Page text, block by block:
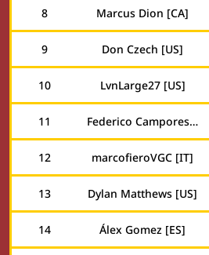
8 Marcus Dion [CA]
9 Don Czech [US]
10 LvnLarge27 [US]
11 Federico Camporesi [IT]
12 marcofieroVGC [IT]
13 Dylan Matthews [US]
14 Álex Gomez [ES]